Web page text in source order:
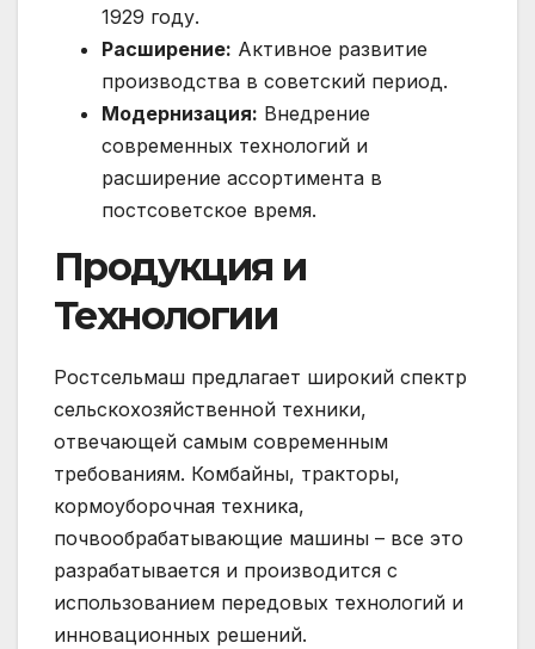
1929 году.
Расширение: Активное развитие
производства в советский период.
Модернизация: Внедрение
современных технологий и
расширение ассортимента в
постсоветское время.
Продукция и
Технологии
Ростсельмаш предлагает широкий спектр
сельскохозяйственной техники,
отвечающей самым современным
требованиям. Комбайны, тракторы,
кормоуборочная техника,
почвообрабатывающие машины – все это
разрабатывается и производится с
использованием передовых технологий и
инновационных решений.